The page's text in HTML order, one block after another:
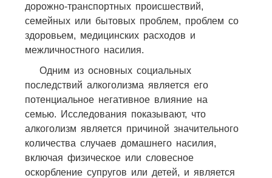
дорожно-транспортных происшествий,
семейных или бытовых проблем, проблем со
здоровьем, медицинских расходов и
межличностного насилия.
Одним из основных социальных
последствий алкоголизма является его
потенциальное негативное влияние на
семью. Исследования показывают, что
алкоголизм является причиной значительного
количества случаев домашнего насилия,
включая физическое или словесное
оскорбление супругов или детей, и является